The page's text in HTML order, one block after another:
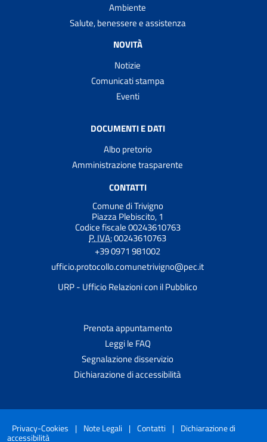
Ambiente
Salute, benessere e assistenza
NOVITÀ
Notizie
Comunicati stampa
Eventi
DOCUMENTI E DATI
Albo pretorio
Amministrazione trasparente
CONTATTI
Comune di Trivigno
Piazza Plebiscito, 1
Codice fiscale 00243610763
P. IVA:00243610763
+39 0971 981002
ufficio.protocollo.comunetrivigno@pec.it
URP - Ufficio Relazioni con il Pubblico
Prenota appuntamento
Leggi le FAQ
Segnalazione disservizio
Dichiarazione di accessibilità
Privacy-Cookies | Note Legali | Contatti | Dichiarazione di
accessibilità